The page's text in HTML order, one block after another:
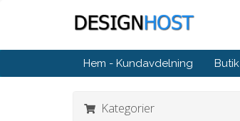
Hem - Kundavdelning Butik
Kategorier